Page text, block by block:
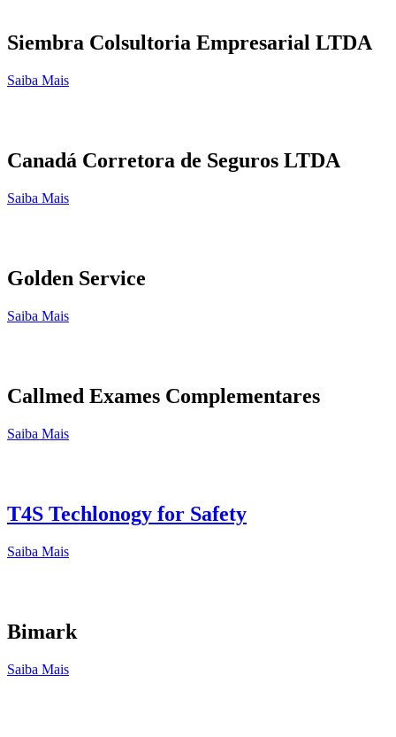
Siembra Colsultoria Empresarial LTDA
Saiba Mais
Canadá Corretora de Seguros LTDA
Saiba Mais
Golden Service
Saiba Mais
Callmed Exames Complementares
Saiba Mais
T4S Techlonogy for Safety
Saiba Mais
Bimark
Saiba Mais